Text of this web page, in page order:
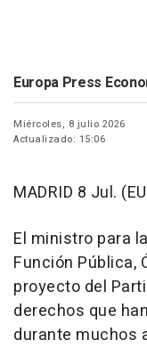
Europa Press
Miércoles, 8 julio 2026
Actualizado: 15:06
MADRID 8 Jul.
El ministro para
Función Pública,
proyecto del
derechos que
durante muchos